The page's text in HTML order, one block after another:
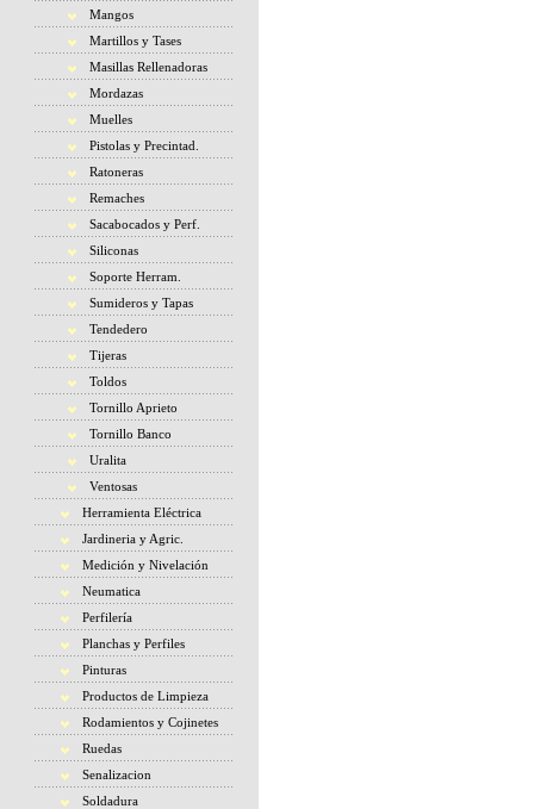
Mangos
Martillos y Tases
Masillas Rellenadoras
Mordazas
Muelles
Pistolas y Precintad.
Ratoneras
Remaches
Sacabocados y Perf.
Siliconas
Soporte Herram.
Sumideros y Tapas
Tendedero
Tijeras
Toldos
Tornillo Aprieto
Tornillo Banco
Uralita
Ventosas
Herramienta Eléctrica
Jardineria y Agric.
Medición y Nivelación
Neumatica
Perfilería
Planchas y Perfiles
Pinturas
Productos de Limpieza
Rodamientos y Cojinetes
Ruedas
Senalizacion
Soldadura